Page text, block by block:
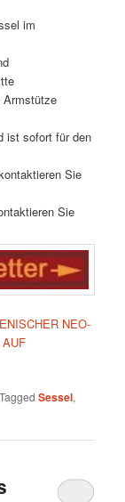
im
Armstütze
ist sofort für den
Sie
Sie
NEO-
Tagged Sessel,